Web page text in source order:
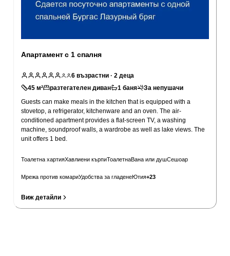
Апартамент с 1 спалня
6 възрастни · 2 деца
45 м² разтегателен диван 1 баня За непушачи
Guests can make meals in the kitchen that is equipped with a
stovetop, a refrigerator, kitchenware and an oven. The air-
conditioned apartment provides a flat-screen TV, a washing
machine, soundproof walls, a wardrobe as well as lake views. The
unit offers 1 bed.
Тоалетна хартияХавлиени кърпиТоалетнаВана или душСешоар
Мрежа против комариУдобства за гладенеЮтия+23
Виж детайли